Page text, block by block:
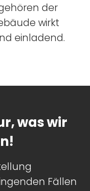
der
wirkt
einladend.
was wir
Fällen